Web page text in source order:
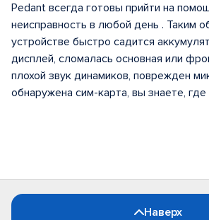
Pedant всегда готовы прийти на
неисправность в любой день . Таким
устройстве быстро садится
дисплей, сломалась основная или
плохой звук динамиков, поврежден
обнаружена сим-карта, вы знаете, где
Наверх